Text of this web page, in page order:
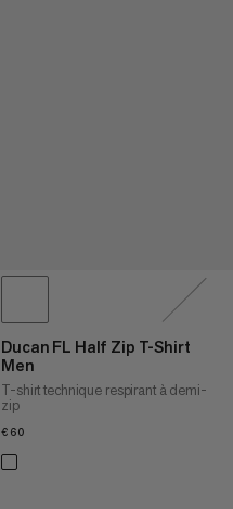
Ducan FL Half Zip T-Shirt
Men
T-shirt technique respirant à demi-
zip
€60